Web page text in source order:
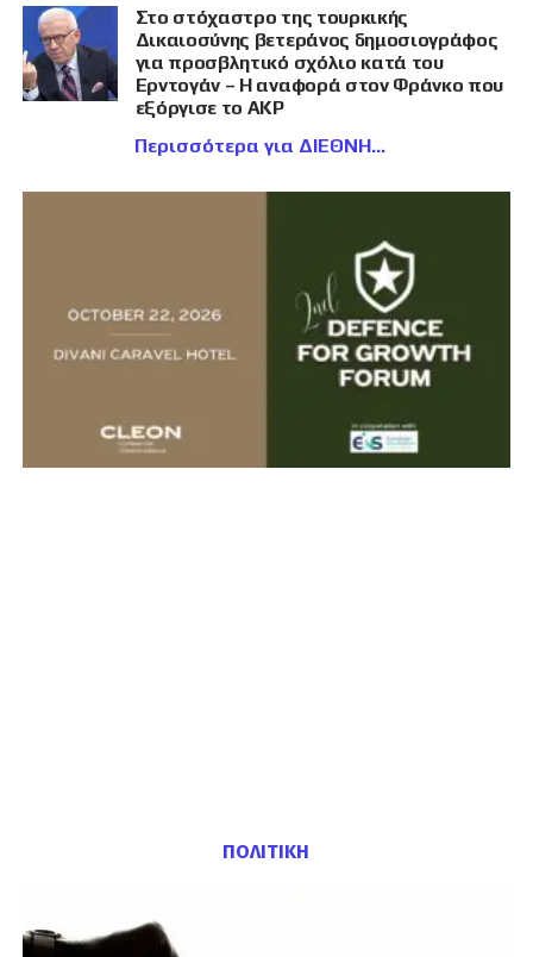
Στο στόχαστρο της τουρκικής
Δικαιοσύνης βετεράνος δημοσιογράφος
για προσβλητικό σχόλιο κατά του
Ερντογάν – Η αναφορά στον Φράνκο που
εξόργισε το AKP
Περισσότερα για ΔΙΕΘΝΗ
ΠΟΛΙΤΙΚΗ